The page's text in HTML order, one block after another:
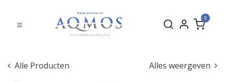
0
Alle Producten Alles weergeven